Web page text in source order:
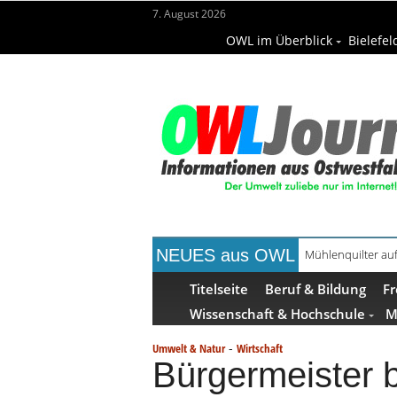
7. August 2026
OWL im Überblick
NEUES aus OWL Mühlenquilter
Digitale
Titelseite Beruf & Bildung
Wissenschaft & Hochschule
Umwelt & Natur- Wirtschaft
Bürgermeister